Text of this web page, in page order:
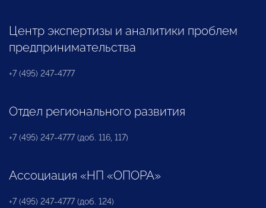
Центр экспертизы и аналитики проблем
предпринимательства
+7 (495) 247-4777
Отдел регионального развития
+7 (495) 247-4777 (доб. 116, 117)
Ассоциация «НП «ОПОРА»
+7 (495) 247-4777 (доб. 124)